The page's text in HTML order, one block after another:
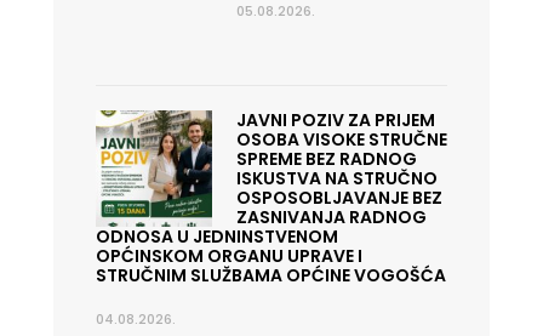
05.08.2026.
JAVNI POZIV ZA PRIJEM
OSOBA VISOKE STRUČNE
SPREME BEZ RADNOG
ISKUSTVA NA STRUČNO
OSPOSOBLJAVANJE BEZ
ZASNIVANJA RADNOG
ODNOSA U JEDNINSTVENOM
OPĆINSKOM ORGANU UPRAVE I
STRUČNIM SLUŽBAMA OPĆINE VOGOŠĆA
04.08.2026.